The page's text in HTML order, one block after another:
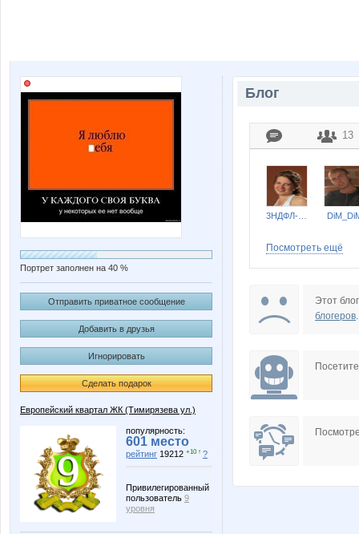
Портрет заполнен на 40 %
Отправить приватное сообщение
Добавить в друзья
Игнорировать
Сделать подарок
Европейский квартал ЖК (Тимирязева ул.)
популярность:
601 место
рейтинг 19212 +10 ↑ ?
Привилегированный
пользователь 9
уровня
Блог
13
Фаина
Посмотреть ещё
Этот
блогеров.